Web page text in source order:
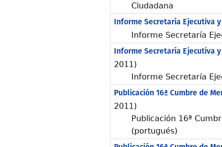
Ciudadana
Informe Secretaría Ejecutiva y
Informe Secretaría
Informe Secretaría Ejecutiva
2011)
Informe Secretaría
Publicación 16ª Cumbre de
2011)
Publicación 16ª
(portugués)